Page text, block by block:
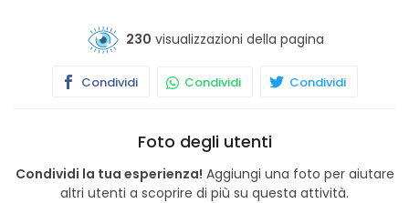
230 visualizzazioni della pagina
Condividi Condividi Condividi
Foto degli utenti
Condividi la tua esperienza! Aggiungi una foto per aiutare
altri utenti a scoprire di più su questa attività.